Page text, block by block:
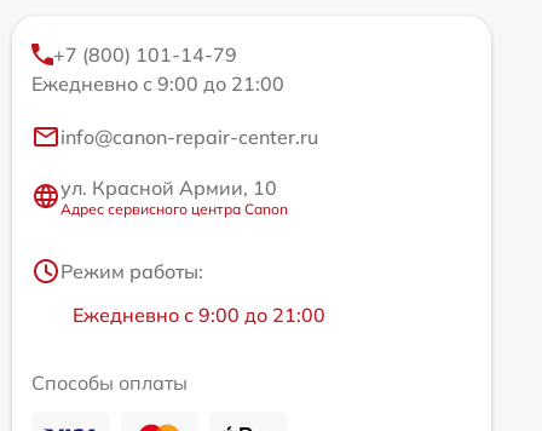
+7 (800) 101-14-79
Ежедневно с 9:00 до 21:00
info@canon-repair-center.ru
ул. Красной Армии, 10
Адрес сервисного центра Canon
Режим работы:
Ежедневно с 9:00 до 21:00
Способы оплаты